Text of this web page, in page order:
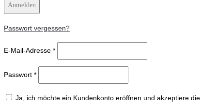
Anmelden
Passwort vergessen?
E-Mail-Adresse *
Passwort *
Ja, ich möchte ein Kundenkonto eröffnen und akzeptiere die